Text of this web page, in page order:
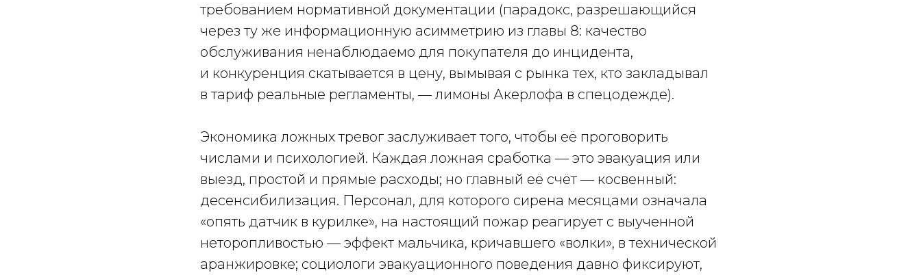
требованием нормативной документации (парадокс, разрешающийся
через ту же информационную асимметрию из главы 8: качество
обслуживания ненаблюдаемо для покупателя до инцидента,
и конкуренция скатывается в цену, вымывая с рынка тех, кто закладывал
в тариф реальные регламенты, — лимоны Акерлофа в спецодежде).
Экономика ложных тревог заслуживает того, чтобы её проговорить
числами и психологией. Каждая ложная сработка — это эвакуация или
выезд, простой и прямые расходы; но главный её счёт — косвенный:
десенсибилизация. Персонал, для которого сирена месяцами означала
«опять датчик в курилке», на настоящий пожар реагирует с выученной
неторопливостью — эффект мальчика, кричавшего «волки», в технической
аранжировке; социологи эвакуационного поведения давно фиксируют,